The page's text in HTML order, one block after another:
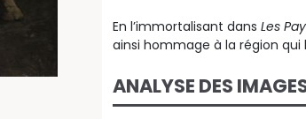
En l’immortalisant dans Les
ainsi hommage à la région qui
ANALYSE DES